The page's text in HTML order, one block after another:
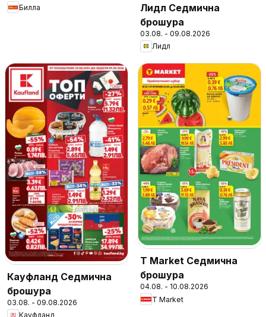
Билла
Лидл Седмична
брошура
03.08. - 09.08.2026
Лидл
Кауфланд Седмична
брошура
03.08. - 09.08.2026
Кауфланд
T Market Седмична
брошура
04.08. - 10.08.2026
T Market